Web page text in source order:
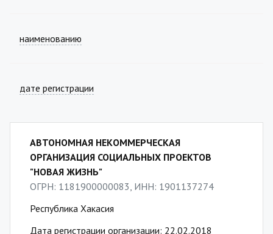
наименованию
дате регистрации
АВТОНОМНАЯ НЕКОММЕРЧЕСКАЯ
ОРГАНИЗАЦИЯ СОЦИАЛЬНЫХ ПРОЕКТОВ
"НОВАЯ ЖИЗНЬ"
ОГРН: 1181900000083, ИНН: 1901137274
Республика Хакасия
Дата регистрации организации: 22.02.2018